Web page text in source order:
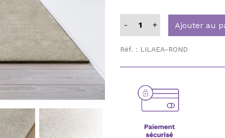
- + Ajouter au
Réf. : LILAEA-ROND